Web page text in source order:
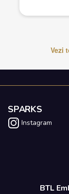
Vezi
SPARKS
Instagram
BTL